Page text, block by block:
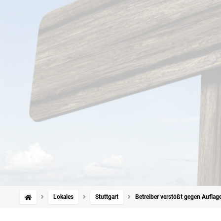
Lokales Stuttgart Betreiber verstößt gegen